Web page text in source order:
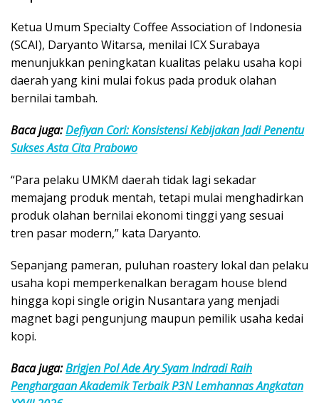
Ketua Umum Specialty Coffee Association of Indonesia
(SCAI), Daryanto Witarsa, menilai ICX Surabaya
menunjukkan peningkatan kualitas pelaku usaha kopi
daerah yang kini mulai fokus pada produk olahan
bernilai tambah.
Baca juga:Defiyan Cori: Konsistensi Kebijakan Jadi Penentu
Sukses Asta Cita Prabowo
“Para pelaku UMKM daerah tidak lagi sekadar
memajang produk mentah, tetapi mulai menghadirkan
produk olahan bernilai ekonomi tinggi yang sesuai
tren pasar modern,” kata Daryanto.
Sepanjang pameran, puluhan roastery lokal dan pelaku
usaha kopi memperkenalkan beragam house blend
hingga kopi single origin Nusantara yang menjadi
magnet bagi pengunjung maupun pemilik usaha kedai
kopi.
Baca juga:Brigjen Pol Ade Ary Syam Indradi Raih
Penghargaan Akademik Terbaik P3N Lemhannas Angkatan